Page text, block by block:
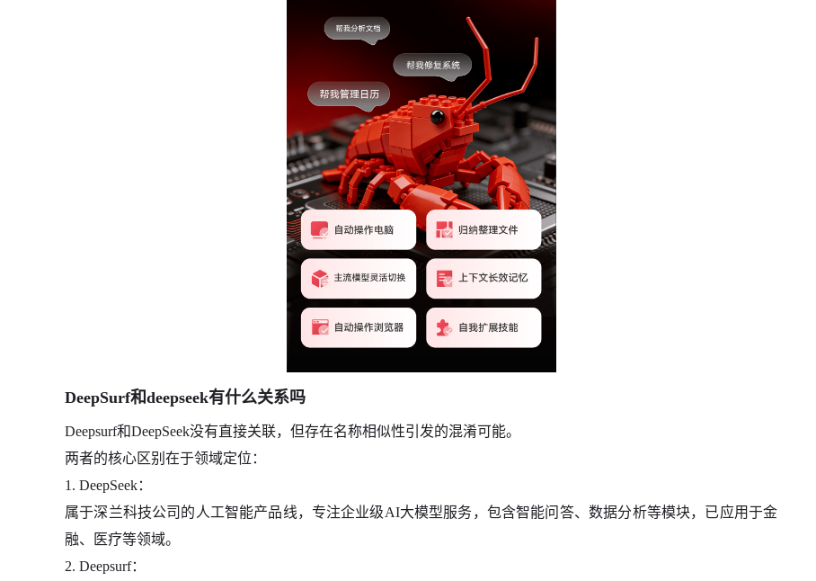
DeepSurf和deepseek有什么关系吗
Deepsurf和DeepSeek没有直接关联，但存在名称相似性引发的混淆可能。
两者的核心区别在于领域定位：
1. DeepSeek：
属于深兰科技公司的人工智能产品线，专注企业级AI大模型服务，包含智能问答、数据分析等模块，已应用于金
融、医疗等领域。
2. Deepsurf：